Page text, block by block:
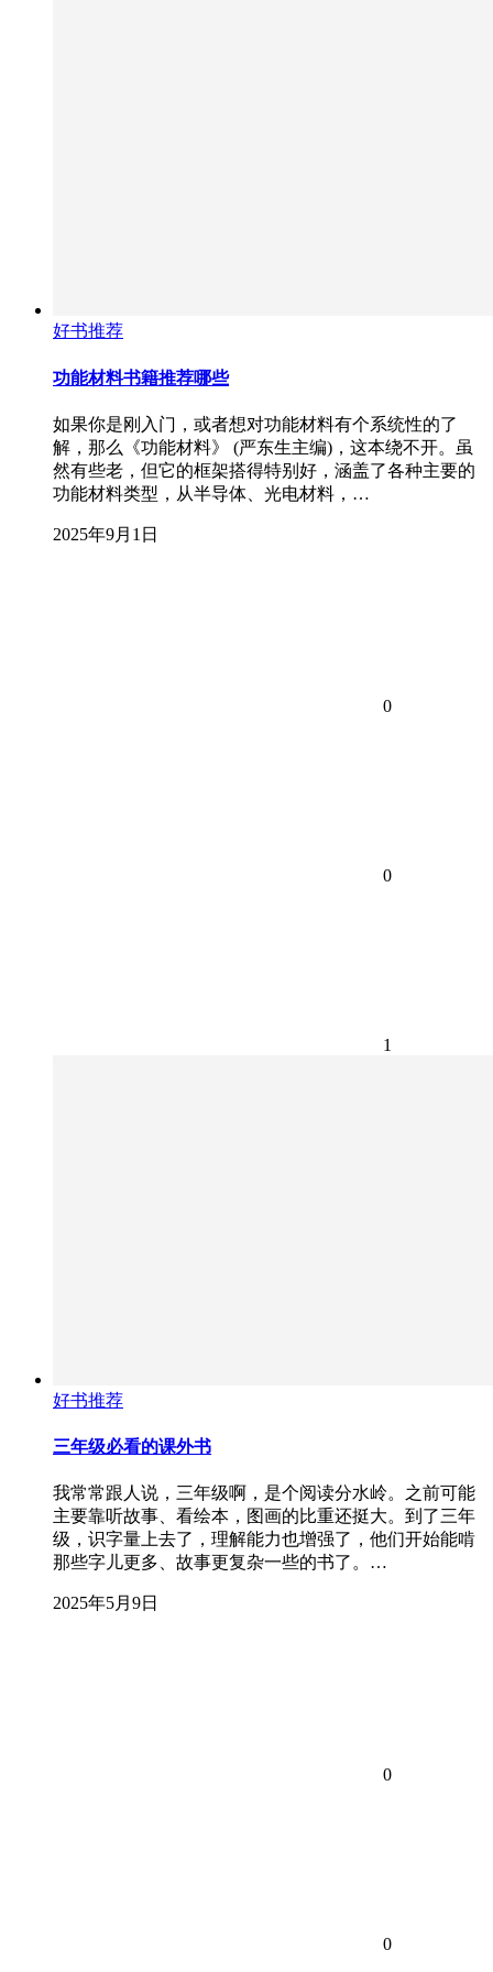
好书推荐
功能材料书籍推荐哪些
如果你是刚入门，或者想对功能材料有个系统性的了
解，那么《功能材料》 (严东生主编)，这本绕不开。虽
然有些老，但它的框架搭得特别好，涵盖了各种主要的
功能材料类型，从半导体、光电材料，…
2025年9月1日
0
0
1
好书推荐
三年级必看的课外书
我常常跟人说，三年级啊，是个阅读分水岭。之前可能
主要靠听故事、看绘本，图画的比重还挺大。到了三年
级，识字量上去了，理解能力也增强了，他们开始能啃
那些字儿更多、故事更复杂一些的书了。…
2025年5月9日
0
0